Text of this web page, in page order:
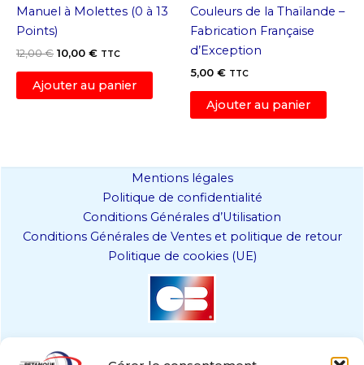
Manuel à Molettes (0 à 13
Points)
12,00€ Le
initial
était :
10,00 €Le
actuel
est :
TTC
Ajouter au panier
Couleurs de la Thaïlande –
Fabrication Française
d’Exception
5,00 € TTC
Ajouter au panier
Mentions légales
Politique de confidentialité
Conditions Générales d’Utilisation
Conditions Générales de Ventes et politique de retour
Politique de cookies (UE)